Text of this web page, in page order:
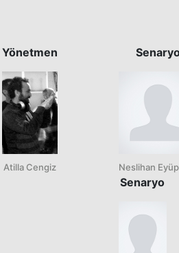
Yönetmen
Atilla Cengiz Neslihan
Senaryo